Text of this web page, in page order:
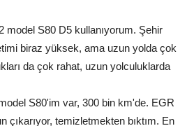
model S80 D5 kullanıyorum. Şehir
biraz yüksek, ama uzun yolda çok
da çok rahat, uzun yolculuklarda
S80'im var, 300 bin km'de. EGR
çıkarıyor, temizletmekten bıktım. En